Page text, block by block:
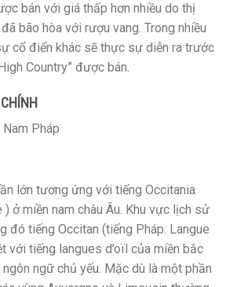
bán với giá thấp hơn nhiều do thị
bão hòa với rượu vang. Trong nhiều
cổ điển khác sẽ thực sự diễn ra trước
Country” được bán.
lớn tương ứng với tiếng Occitania
) ở miền nam châu Âu. Khu vực lịch sử
đó tiếng Occitan (tiếng Pháp: Langue
với tiếng langues d’oïl của miền bắc
ngữ chủ yếu. Mặc dù là một phần